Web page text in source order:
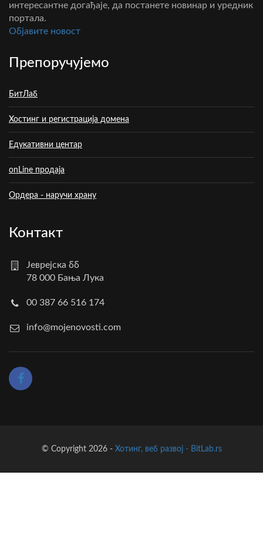
интересантне догађаје, да постанете новинар и уредник
портала.
Oбјавите новост
Препоручујемо
БитЛаб
Хостинг и регистрација домена
Едукативни центар
onLine продаја
Ордера - наручи храну
Контакт
Јеврејска бб
78 000 Бања Лука
00 387 66 516 174
info@mojenovosti.com
© Copyright 2026 - Хотинг, веб развој - BitLab.rs